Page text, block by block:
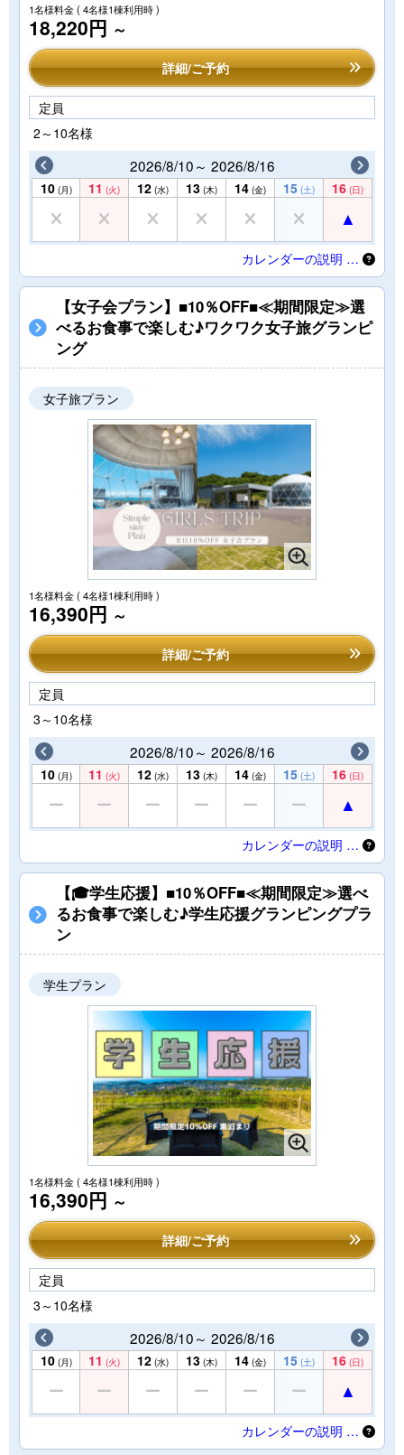
1名様料金( 4名様1棟利用時 )
18,220円 ～
詳細/ご予約
定員
2～10名様
2026/8/10～ 2026/8/16
10 (月) 11 (火) 12 (水) 13 (木) 14 (金) 15 (土) 16 (日)
カレンダーの説明 …
【女子会プラン】■10％OFF■≪期間限定≫選
べるお食事で楽しむ♪ワクワク女子旅グランピ
ング
女子旅プラン
1名様料金( 4名様1棟利用時 )
16,390円 ～
詳細/ご予約
定員
3～10名様
2026/8/10～ 2026/8/16
10 (月) 11 (火) 12 (水) 13 (木) 14 (金) 15 (土) 16 (日)
カレンダーの説明 …
【🎓学生応援】■10％OFF■≪期間限定≫選べ
るお食事で楽しむ♪学生応援グランピングプラ
ン
学生プラン
1名様料金( 4名様1棟利用時 )
16,390円 ～
詳細/ご予約
定員
3～10名様
2026/8/10～ 2026/8/16
10 (月) 11 (火) 12 (水) 13 (木) 14 (金) 15 (土) 16 (日)
カレンダーの説明 …